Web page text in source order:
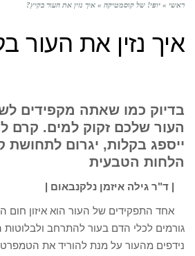
ראשי » יופי! של קוסמטיקה » איך נזין את העור בקיץ?
איך נזין את העור
בדיוק כמו שאתה מקפידים
העור שלכם זקוק למים. קרם
ייספג בקלות, יגרום לתחושת
הלחות הטבעית
| ד"ר גילה איזמן נלקנבאום |
אחד התפקידים של העור הוא איזון חום
גורמים לכלי הדם בעור להתרחב
נידפים מהעור על מנת להוריד את